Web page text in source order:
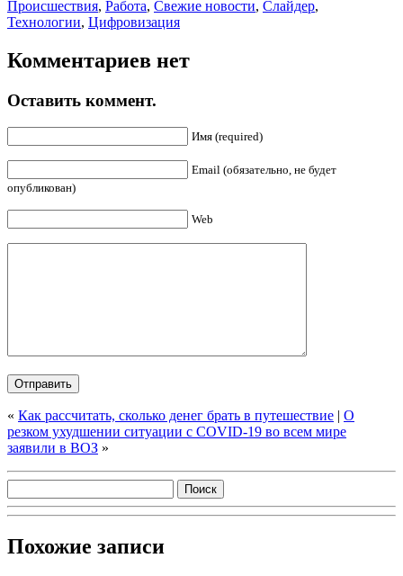
Происшествия, Работа, Свежие новости, Слайдер,
Технологии, Цифровизация
Комментариев нет
Оставить коммент.
Имя (required)
Email (обязательно, не будет
опубликован)
Web
« Как рассчитать, сколько денег брать в путешествие | О
резком ухудшении ситуации с COVID-19 во всем мире
заявили в ВОЗ »
Похожие записи